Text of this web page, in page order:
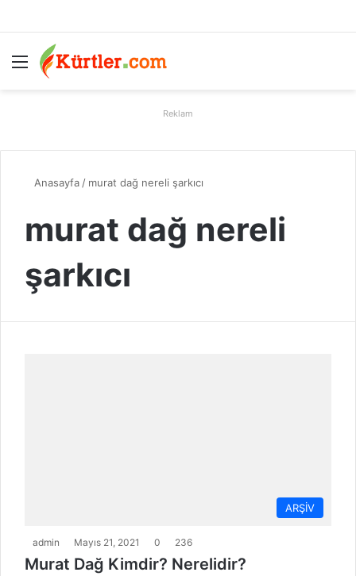
Menü
Reklam
Anasayfa / murat dağ nereli şarkıcı
murat dağ nereli
şarkıcı
ARŞİV
admin Mayıs 21, 2021 0 236
Murat Dağ Kimdir? Nerelidir?